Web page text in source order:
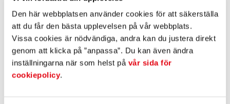
Den här webbplatsen använder cookies för att säkerställa
att du får den bästa upplevelsen på vår webbplats.
Vissa cookies är nödvändiga, andra kan du justera direkt
genom att klicka på ”anpassa”. Du kan även ändra
inställningarna när som helst på vår sida för
cookiepolicy.
Nyheter